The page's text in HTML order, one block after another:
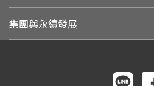
集團與永續發展